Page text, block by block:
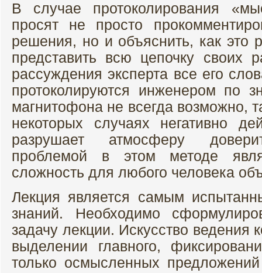
В случае протоколирования
просят не просто
решения, но и объяснить, как это
представить всю цепочку своих
рассуждения эксперта все его
протоколируются инженером по
магнитофона не всегда возможно,
некоторых случаях негативно
разрушает атмосферу
проблемой в этом методе
сложность для любого человека
Лекция является самым
знаний. Необходимо
задачу лекции. Искусство ведения
выделении главного,
только осмысленных